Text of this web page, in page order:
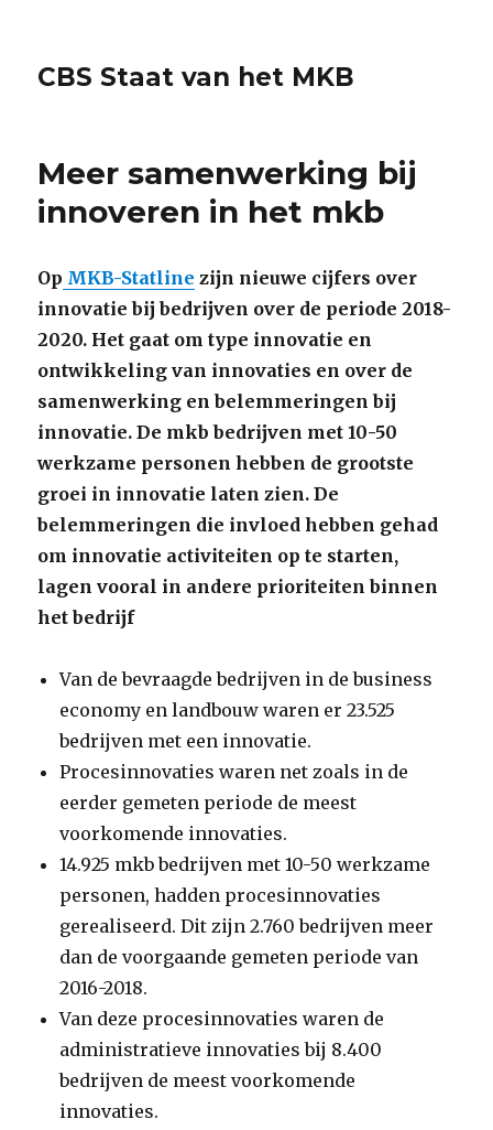
CBS Staat van het MKB
Meer samenwerking bij
innoveren in het mkb
Op MKB-Statline zijn nieuwe cijfers over
innovatie bij bedrijven over de periode 2018-
2020. Het gaat om type innovatie en
ontwikkeling van innovaties en over de
samenwerking en belemmeringen bij
innovatie. De mkb bedrijven met 10-50
werkzame personen hebben de grootste
groei in innovatie laten zien. De
belemmeringen die invloed hebben gehad
om innovatie activiteiten op te starten,
lagen vooral in andere prioriteiten binnen
het bedrijf
Van de bevraagde bedrijven in de business
economy en landbouw waren er 23.525
bedrijven met een innovatie.
Procesinnovaties waren net zoals in de
eerder gemeten periode de meest
voorkomende innovaties.
14.925 mkb bedrijven met 10-50 werkzame
personen, hadden procesinnovaties
gerealiseerd. Dit zijn 2.760 bedrijven meer
dan de voorgaande gemeten periode van
2016-2018.
Van deze procesinnovaties waren de
administratieve innovaties bij 8.400
bedrijven de meest voorkomende
innovaties.